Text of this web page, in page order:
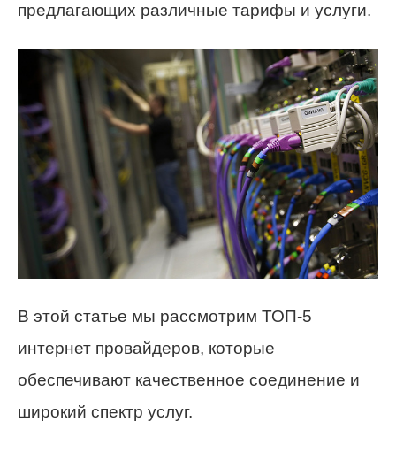
предлагающих различные тарифы и услуги.
В этой статье мы рассмотрим ТОП-5
интернет провайдеров, которые
обеспечивают качественное соединение и
широкий спектр услуг.